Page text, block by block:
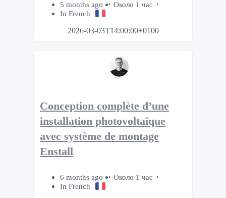
5 months ago
Около 1 час
In French
2026-03-03T14:00:00+0100
Conception complète d’une
installation photovoltaïque
avec système de montage
Enstall
6 months ago
Около 1 час
In French